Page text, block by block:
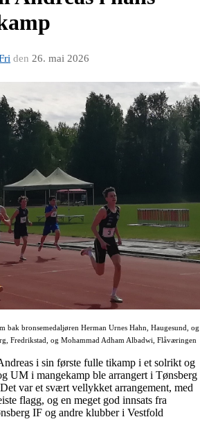
den 26. mai 2026
bak bronsemedaljøren Herman Urnes Hahn, Haugesund, og
Fredrikstad, og Mohammad Adham Albadwi, Flåværingen
i sin første fulle tikamp i et solrikt og
UM i mangekamp ble arrangert i Tønsberg
var et svært vellykket arrangement, med
flagg, og en meget god innsats fra
IF og andre klubber i Vestfold